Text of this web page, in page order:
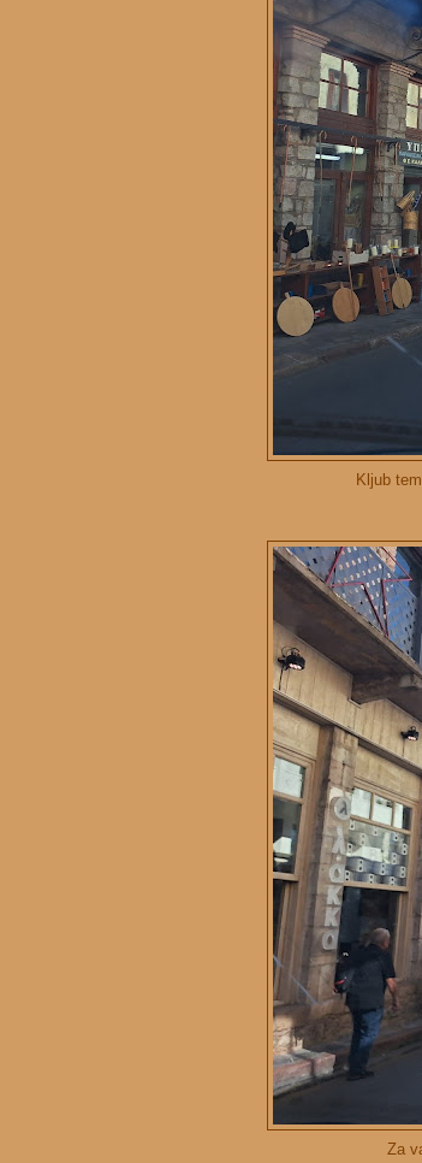
Kljub
Za